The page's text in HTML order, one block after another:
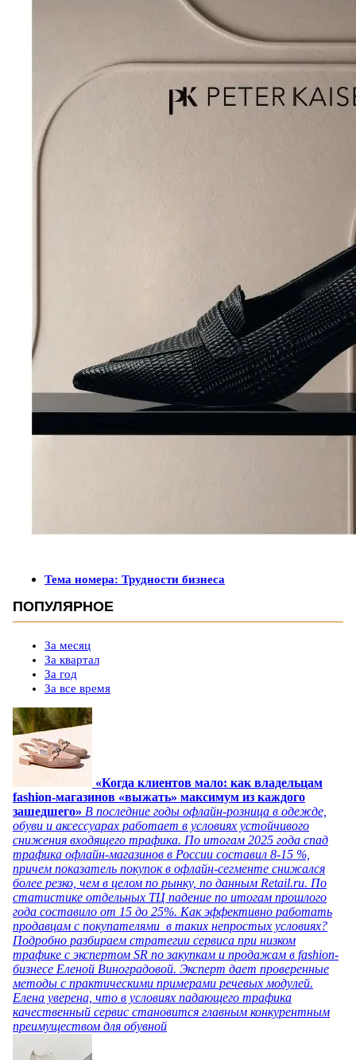
Тема номера: Трудности бизнеса
ПОПУЛЯРНОЕ
За месяц
За квартал
За год
За все время
«Когда клиентов мало: как владельцам
fashion-магазинов «выжать» максимум из каждого
зашедшего» В последние годы офлайн-розница в одежде,
обуви и аксессуарах работает в условиях устойчивого
снижения входящего трафика. По итогам 2025 года спад
трафика офлайн-магазинов в России составил 8-15 %,
причем показатель покупок в офлайн-сегменте снижался
более резко, чем в целом по рынку, по данным Retail.ru. По
статистике отдельных ТЦ падение по итогам прошлого
года составило от 15 до 25%. Как эффективно работать
продавцам с покупателями в таких непростых условиях?
Подробно разбираем стратегии сервиса при низком
трафике с экспертом SR по закупкам и продажам в fashion-
бизнесе Еленой Виноградовой. Эксперт дает проверенные
методы с практическими примерами речевых модулей.
Елена уверена, что в условиях падающего трафика
качественный сервис становится главным конкурентным
преимуществом для обувной